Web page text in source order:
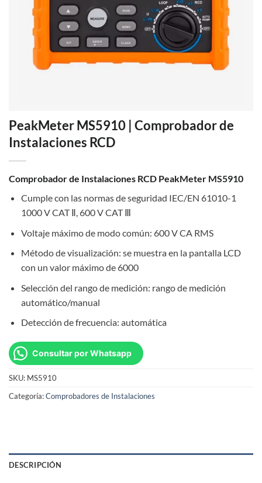
PeakMeter MS5910 | Comprobador de
Instalaciones RCD
Comprobador de Instalaciones RCD PeakMeter MS5910
Cumple con las normas de seguridad IEC/EN 61010-1
1000 V CAT Ⅱ, 600 V CAT Ⅲ
Voltaje máximo de modo común: 600 V CA RMS
Método de visualización: se muestra en la pantalla LCD
con un valor máximo de 6000
Selección del rango de medición: rango de medición
automático/manual
Detección de frecuencia: automática
Consultar por Whatsapp
SKU: MS5910
Categoría:Comprobadores de Instalaciones
DESCRIPCIÓN